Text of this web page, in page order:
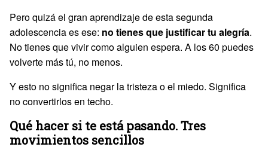
Pero quizá el gran aprendizaje de esta segunda
adolescencia es ese: no tienes que justificar tu alegría.
No tienes que vivir como alguien espera. A los 60 puedes
volverte más tú, no menos.
Y esto no significa negar la tristeza o el miedo. Significa
no convertirlos en techo.
Qué hacer si te está pasando. Tres
movimientos sencillos